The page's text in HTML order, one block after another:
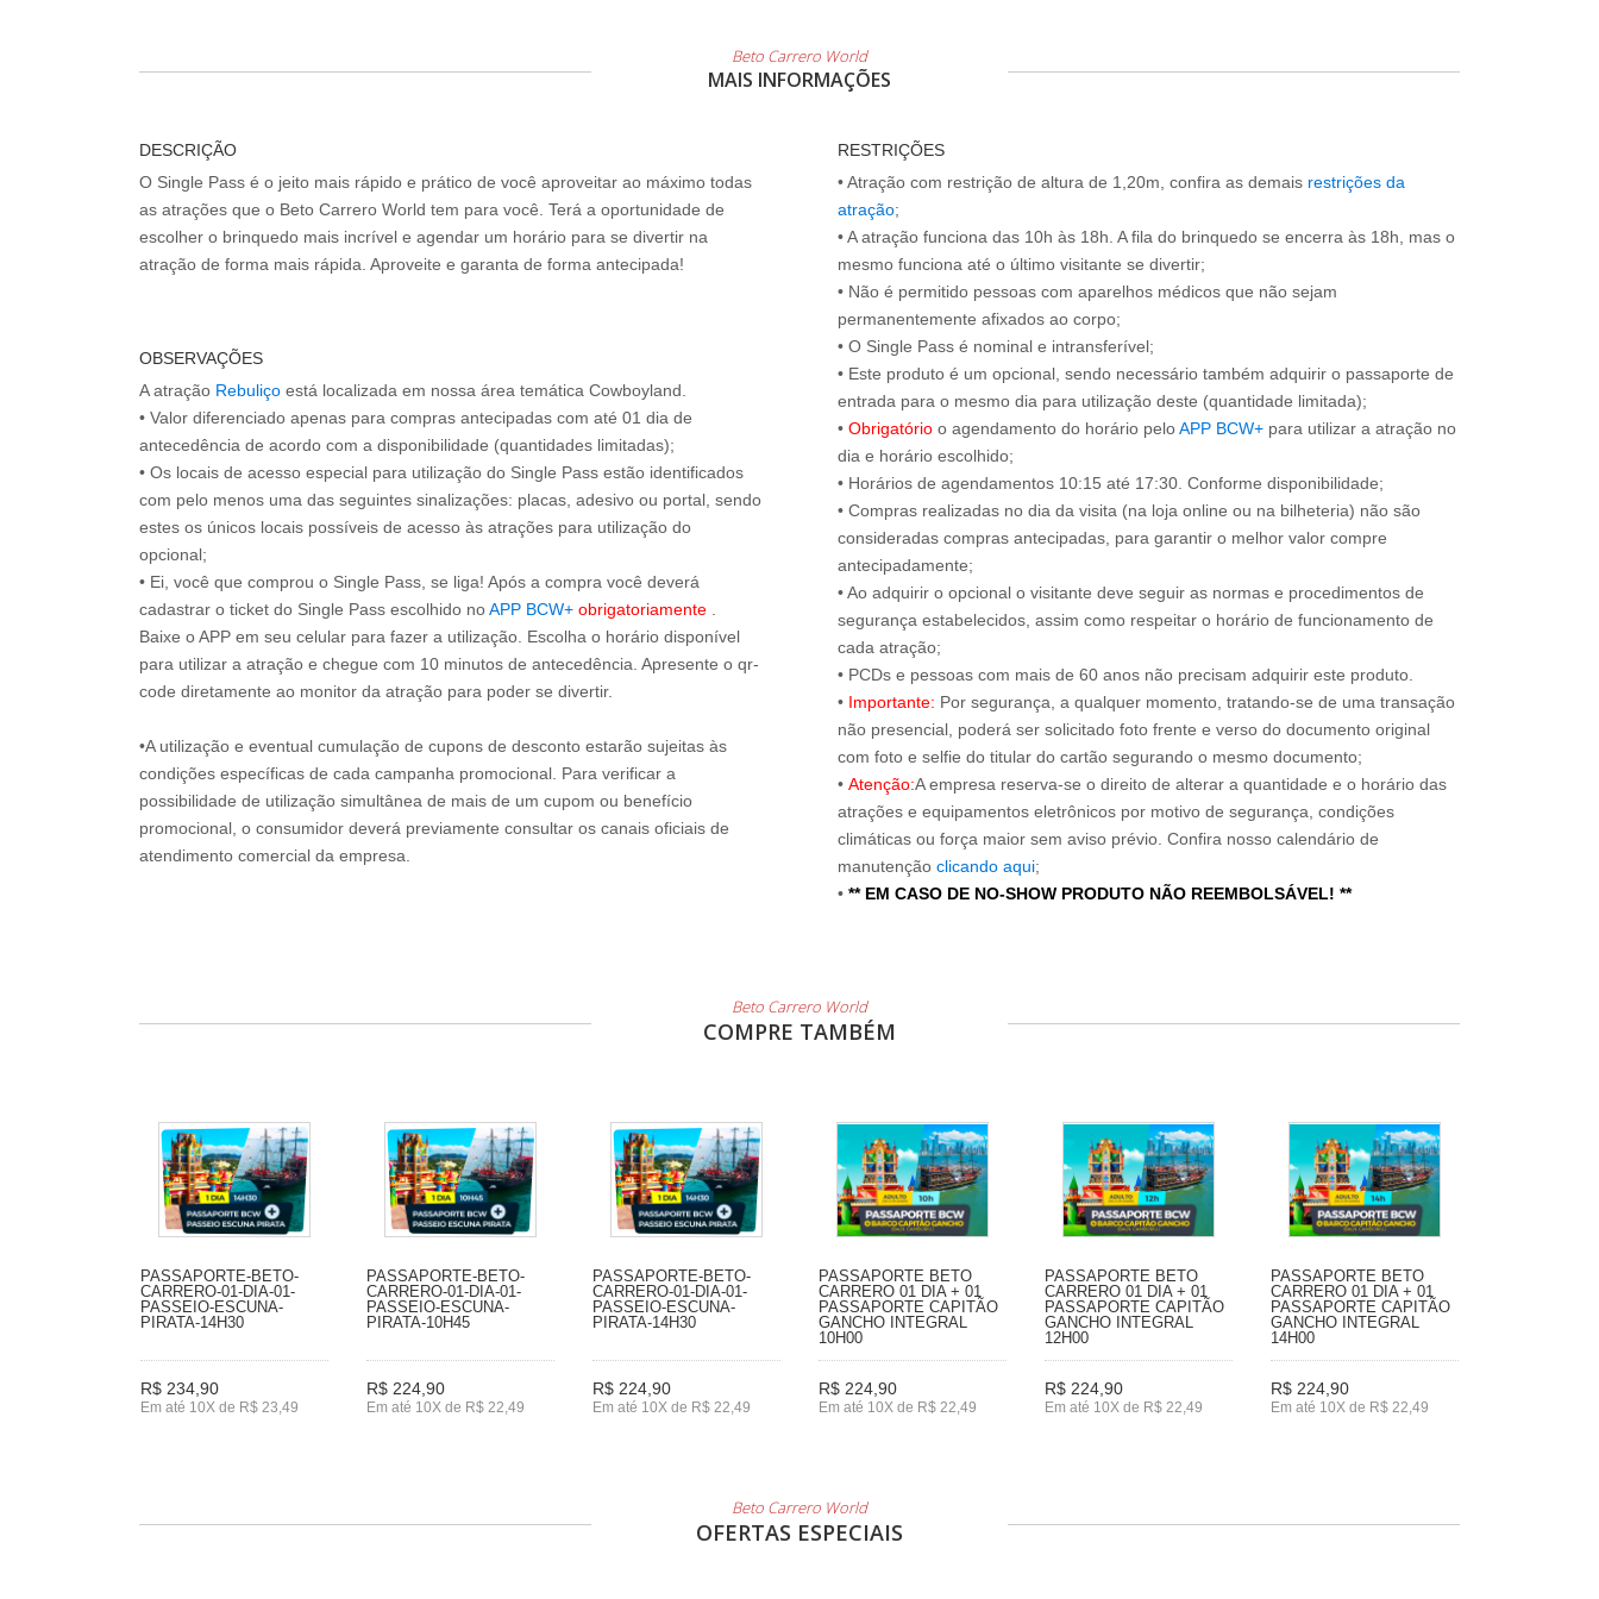
Beto Carrero World
MAIS INFORMAÇÕES
DESCRIÇÃO
O Single Pass é o jeito mais rápido e prático de você aproveitar ao máximo todas
as atrações que o Beto Carrero World tem para você. Terá a oportunidade de
escolher o brinquedo mais incrível e agendar um horário para se divertir na
atração de forma mais rápida. Aproveite e garanta de forma antecipada!
OBSERVAÇÕES
A atração Rebuliço está localizada em nossa área temática Cowboyland.
• Valor diferenciado apenas para compras antecipadas com até 01 dia de
antecedência de acordo com a disponibilidade (quantidades limitadas);
• Os locais de acesso especial para utilização do Single Pass estão identificados
com pelo menos uma das seguintes sinalizações: placas, adesivo ou portal, sendo
estes os únicos locais possíveis de acesso às atrações para utilização do
opcional;
• Ei, você que comprou o Single Pass, se liga! Após a compra você deverá
cadastrar o ticket do Single Pass escolhido noAPP BCW+ obrigatoriamente
Baixe o APP em seu celular para fazer a utilização. Escolha o horário disponível
para utilizar a atração e chegue com 10 minutos de antecedência. Apresente o qr-
code diretamente ao monitor da atração para poder se divertir.
•A utilização e eventual cumulação de cupons de desconto estarão sujeitas às
condições específicas de cada campanha promocional. Para verificar a
possibilidade de utilização simultânea de mais de um cupom ou benefício
promocional, o consumidor deverá previamente consultar os canais oficiais de
atendimento comercial da empresa.
RESTRIÇÕES
• Atração com restrição de altura de 1,20m, confira as demais restrições da
atração;
• A atração funciona das 10h às 18h. A fila do brinquedo se encerra às 18h, mas o
mesmo funciona até o último visitante se divertir;
• Não é permitido pessoas com aparelhos médicos que não sejam
permanentemente afixados ao corpo;
• O Single Pass é nominal e intransferível;
• Este produto é um opcional, sendo necessário também adquirir o passaporte de
entrada para o mesmo dia para utilização deste (quantidade limitada);
• Obrigatório o agendamento do horário peloAPP BCW+ para utilizar a atração no
dia e horário escolhido;
• Horários de agendamentos 10:15 até 17:30. Conforme disponibilidade;
• Compras realizadas no dia da visita (na loja online ou na bilheteria) não são
consideradas compras antecipadas, para garantir o melhor valor compre
antecipadamente;
• Ao adquirir o opcional o visitante deve seguir as normas e procedimentos de
segurança estabelecidos, assim como respeitar o horário de funcionamento de
cada atração;
• PCDs e pessoas com mais de 60 anos não precisam adquirir este produto.
• Importante: Por segurança, a qualquer momento, tratando-se de uma transação
não presencial, poderá ser solicitado foto frente e verso do documento original
com foto e selfie do titular do cartão segurando o mesmo documento;
• Atenção:A empresa reserva-se o direito de alterar a quantidade e o horário das
atrações e equipamentos eletrônicos por motivo de segurança, condições
climáticas ou força maior sem aviso prévio. Confira nosso calendário de
manutenção clicando aqui;
• ** EM CASO DE NO-SHOW PRODUTO NÃO REEMBOLSÁVEL! **
Beto Carrero World
COMPRE TAMBÉM
PASSAPORTE-BETO-
CARRERO-01-DIA-01-
PASSEIO-ESCUNA-
PIRATA-14H30
R$ 234,90
Em até 10X de R$ 23,49
PASSAPORTE-BETO-
CARRERO-01-DIA-01-
PASSEIO-ESCUNA-
PIRATA-10H45
R$ 224,90
Em até 10X de R$ 22,49
PASSAPORTE-BETO-
CARRERO-01-DIA-01-
PASSEIO-ESCUNA-
PIRATA-14H30
R$ 224,90
Em até 10X de R$ 22,49
PASSAPORTE BETO
CARRERO 01 DIA + 01
PASSAPORTE CAPITÃO
GANCHO INTEGRAL
10H00
R$ 224,90
Em até 10X de R$ 22,49
PASSAPORTE BETO
CARRERO 01 DIA + 01
PASSAPORTE CAPITÃO
GANCHO INTEGRAL
12H00
R$ 224,90
Em até 10X de R$ 22,49
PASSAPORTE BETO
CARRERO 01 DIA + 01
PASSAPORTE CAPITÃO
GANCHO INTEGRAL
14H00
R$ 224,90
Em até 10X de R$ 22,49
Beto Carrero World
OFERTAS ESPECIAIS